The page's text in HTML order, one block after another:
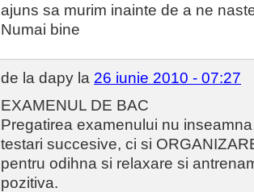
ajuns sa murim inainte de a ne
Numai bine
de la dapy la 26 iunie 2010 - 07:27
EXAMENUL DE BAC
Pregatirea examenului nu
testari succesive, ci si
pentru odihna si relaxare si
pozitiva.